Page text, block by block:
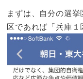
まずは、自分の選
区であれば「兵庫１